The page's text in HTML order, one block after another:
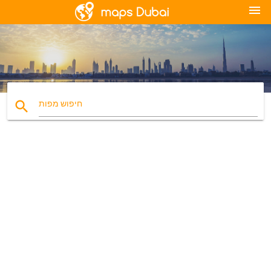
menu
search חיפוש מפות